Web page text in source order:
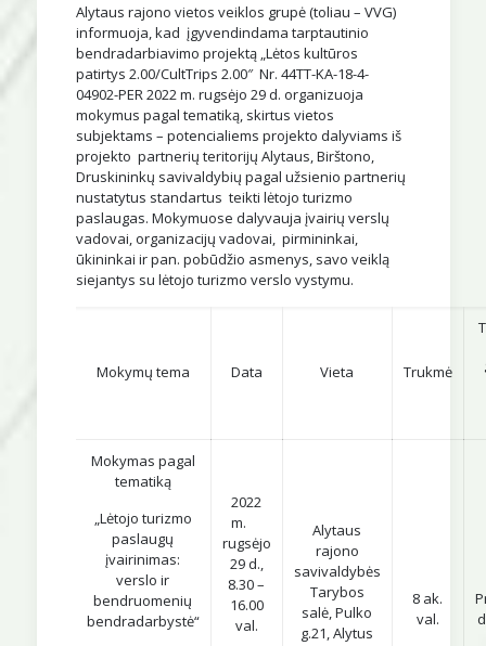
Alytaus rajono vietos veiklos grupė (toliau – VVG)
informuoja, kad įgyvendindama tarptautinio
bendradarbiavimo projektą „Lėtos kultūros
patirtys 2.00/CultTrips 2.00″ Nr. 44TT-KA-18-4-
04902-PER 2022 m. rugsėjo 29 d. organizuoja
mokymus pagal tematiką, skirtus vietos
subjektams – potencialiems projekto dalyviams iš
projekto partnerių teritorijų Alytaus, Birštono,
Druskininkų savivaldybių pagal užsienio partnerių
nustatytus standartus teikti lėtojo turizmo
paslaugas. Mokymuose dalyvauja įvairių verslų
vadovai, organizacijų vadovai, pirmininkai,
ūkininkai ir pan. pobūdžio asmenys, savo veiklą
siejantys su lėtojo turizmo verslo vystymu.
Mokymų tema Data Vieta Trukmė
Mokymas pagal
tematiką
„Lėtojo turizmo
paslaugų
įvairinimas:
verslo ir
bendruomenių
bendradarbystė“
2022
m.
rugsėjo
29 d.,
8.30 –
16.00
val.
Alytaus
rajono
savivaldybės
Tarybos
salė, Pulko
g.21, Alytus
8 ak.
val.